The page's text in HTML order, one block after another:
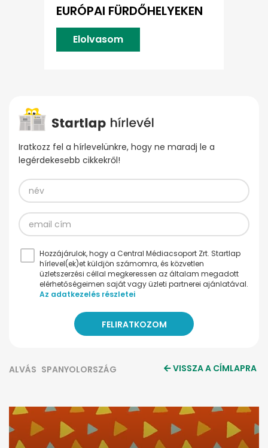
EURÓPAI FÜRDŐHELYEKEN
Elolvasom
Iratkozz fel a hírlevelünkre, hogy ne maradj le a
legérdekesebb cikkekről!
Hozzájárulok, hogy a Central Médiacsoport Zrt. Startlap
hírlevel(ek)et küldjön számomra, és közvetlen
üzletszerzési céllal megkeressen az általam megadott
elérhetőségeimen saját vagy üzleti partnerei ajánlatával.
Az adatkezelés részletei
ALVÁS SPANYOLORSZÁG VISSZA A CÍMLAPRA